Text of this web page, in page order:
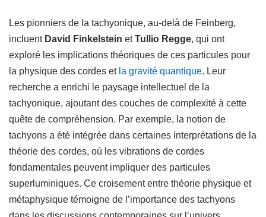
Les pionniers de la tachyonique, au-delà de Feinberg,
incluent David Finkelstein etTullio Regge, qui ont
exploré les implications théoriques de ces particules pour
la physique des cordes et la gravité quantique. Leur
recherche a enrichi le paysage intellectuel de la
tachyonique, ajoutant des couches de complexité à cette
quête de compréhension. Par exemple, la notion de
tachyons a été intégrée dans certaines interprétations de la
théorie des cordes, où les vibrations de cordes
fondamentales peuvent impliquer des particules
superluminiques. Ce croisement entre théorie physique et
métaphysique témoigne de l’importance des tachyons